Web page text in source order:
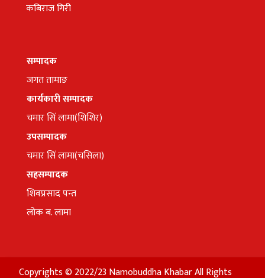
कबिराज गिरी
सम्पादक
जगत तामाङ
कार्यकारी सम्पादक
चमार सिं लामा(शिशिर)
उपसम्पादक
चमार सिं लामा(चसिला)
सहसम्पादक
शिवप्रसाद पन्त
लोक ब. लामा
Copyrights © 2022/23 Namobuddha Khabar All Rights